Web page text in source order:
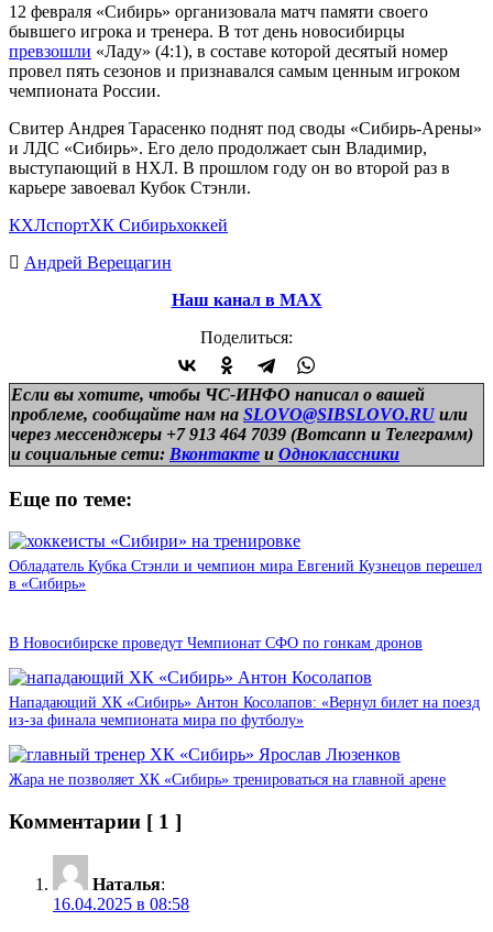
12 февраля «Сибирь» организовала матч памяти своего
бывшего игрока и тренера. В тот день новосибирцы
превзошли «Ладу» (4:1), в составе которой десятый номер
провел пять сезонов и признавался самым ценным игроком
чемпионата России.
Свитер Андрея Тарасенко поднят под своды «Сибирь-Арены»
и ЛДС «Сибирь». Его дело продолжает сын Владимир,
выступающий в НХЛ. В прошлом году он во второй раз в
карьере завоевал Кубок Стэнли.
КХЛспортХК Сибирьхоккей
Андрей Верещагин
Наш канал в МАХ
Поделиться:
Если вы хотите, чтобы ЧС-ИНФО написал о вашей
проблеме, сообщайте нам на SLOVO@SIBSLOVO.RU или
через мессенджеры +7 913 464 7039 (Вотсапп и Телеграмм)
и социальные сети: Вконтакте и Одноклассники
Еще по теме:
Обладатель Кубка Стэнли и чемпион мира Евгений Кузнецов перешел
в «Сибирь»
В Новосибирске проведут Чемпионат СФО по гонкам дронов
Нападающий ХК «Сибирь» Антон Косолапов: «Вернул билет на поезд
из-за финала чемпионата мира по футболу»
Жара не позволяет ХК «Сибирь» тренироваться на главной арене
Комментарии [ 1 ]
Наталья:
16.04.2025 в 08:58